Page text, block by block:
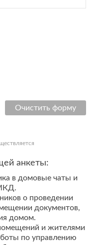
Очистить форму
анкеты:
в домовые чаты и
о проведении
документов,
домом.
и жителями
по управлению